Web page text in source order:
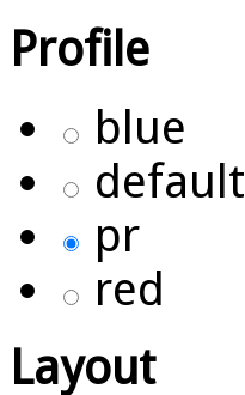
Profile
blue
default
pr
red
Layout